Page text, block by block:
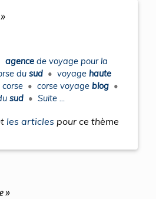
agence de voyage pour la
du sud • voyage haute
corse • corse voyage blog •
sud • Suite ...
les articles pour ce thème
»